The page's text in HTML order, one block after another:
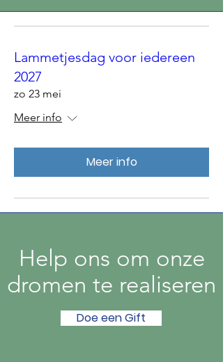
Lammetjesdag voor iedereen
2027
zo 23 mei
Meer info
Meer info
Help ons om onze
dromen te realiseren
Doe een Gift